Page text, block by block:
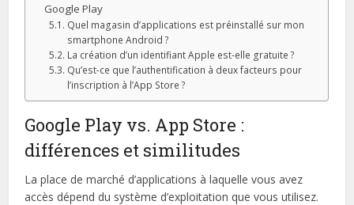
Google Play
Quel magasin d’applications est préinstallé sur mon
smartphone Android ?
La création d’un identifiant Apple est-elle gratuite ?
Qu’est-ce que l’authentification à deux facteurs pour
l’inscription à l’App Store ?
Google Play vs. App Store :
différences et similitudes
La place de marché d’applications à laquelle vous avez
accès dépend du système d’exploitation que vous utilisez.